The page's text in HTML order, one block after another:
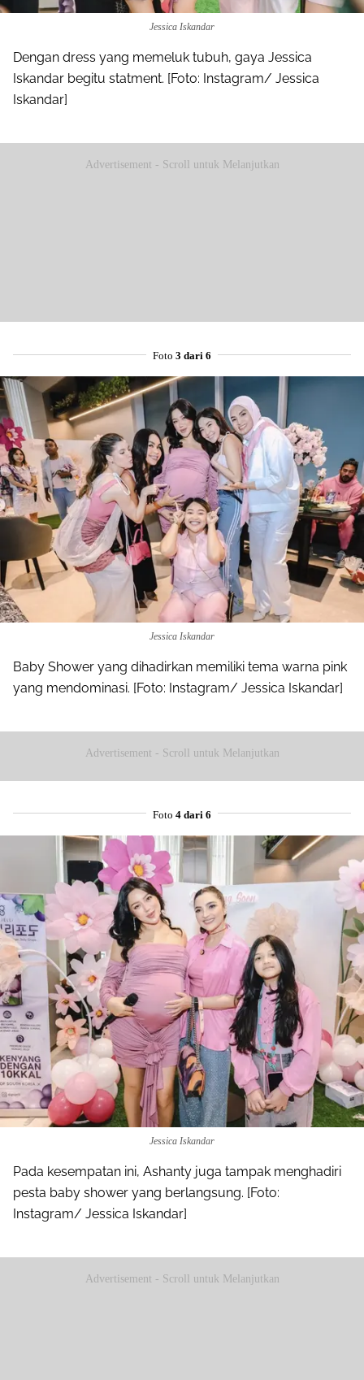
Jessica Iskandar
Dengan dress yang memeluk tubuh, gaya Jessica
Iskandar begitu statment. [Foto: Instagram/ Jessica
Iskandar]
Advertisement - Scroll untuk Melanjutkan
Foto 3 dari 6
Jessica Iskandar
Baby Shower yang dihadirkan memiliki tema warna pink
yang mendominasi. [Foto: Instagram/ Jessica Iskandar]
Advertisement - Scroll untuk Melanjutkan
Foto 4 dari 6
Jessica Iskandar
Pada kesempatan ini, Ashanty juga tampak menghadiri
pesta baby shower yang berlangsung. [Foto:
Instagram/ Jessica Iskandar]
Advertisement - Scroll untuk Melanjutkan